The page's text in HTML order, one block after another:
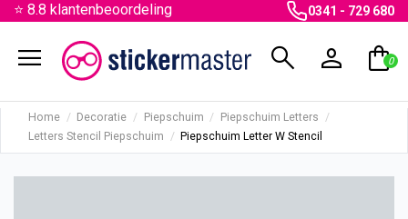
⭐ 8.8 klantenbeoordeling 0341 - 729 680
menu search person shopping_bag
0
Home Decoratie Piepschuim
Piepschuim Letters
Letters Stencil Piepschuim
Piepschuim Letter W Stencil